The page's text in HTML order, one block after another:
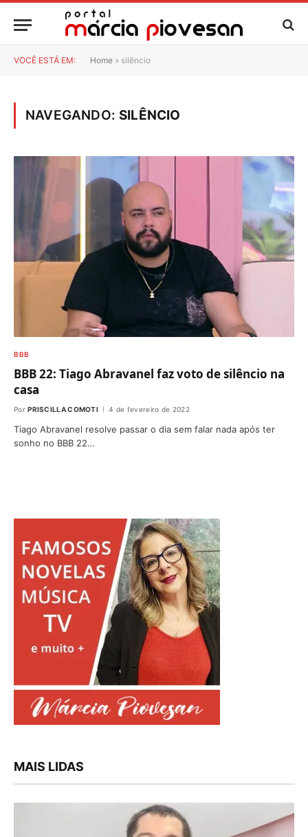
VOCÊ ESTÁ EM: Home » silêncio
NAVEGANDO: SILÊNCIO
BBB
BBB 22: Tiago Abravanel faz voto de silêncio na
casa
Por PRISCILLA COMOTI 4 de fevereiro de 2022
Tiago Abravanel resolve passar o dia sem falar nada após ter
sonho no BBB 22…
MAIS LIDAS